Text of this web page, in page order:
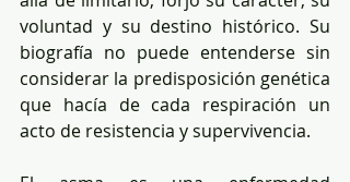
voluntad y su destino histórico. Su
biografía no puede entenderse sin
considerar la predisposición genética
que hacía de cada respiración un
acto de resistencia y supervivencia.